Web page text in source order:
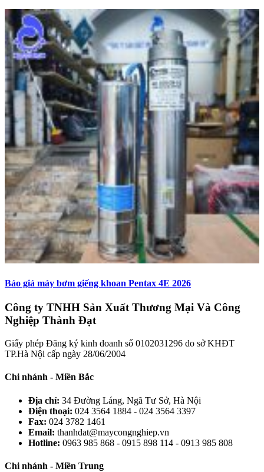
Báo giá máy bơm giếng khoan Pentax 4E 2026
Công ty TNHH Sản Xuất Thương Mại Và Công
Nghiệp Thành Đạt
Giấy phép Đăng ký kinh doanh số 0102031296 do sở KHĐT
TP.Hà Nội cấp ngày 28/06/2004
Chi nhánh - Miền Bắc
Địa chỉ: 34 Đường Láng, Ngã Tư Sở, Hà Nội
Điện thoại: 024 3564 1884 - 024 3564 3397
Fax: 024 3782 1461
Email: thanhdat@maycongnghiep.vn
Hotline: 0963 985 868 - 0915 898 114 - 0913 985 808
Chi nhánh - Miền Trung